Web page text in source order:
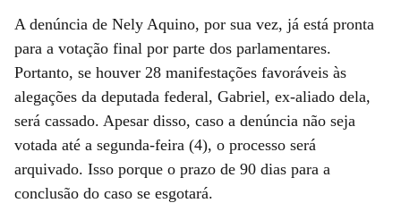
A denúncia de Nely Aquino, por sua vez, já está pronta
para a votação final por parte dos parlamentares.
Portanto, se houver 28 manifestações favoráveis às
alegações da deputada federal, Gabriel, ex-aliado dela,
será cassado. Apesar disso, caso a denúncia não seja
votada até a segunda-feira (4), o processo será
arquivado. Isso porque o prazo de 90 dias para a
conclusão do caso se esgotará.